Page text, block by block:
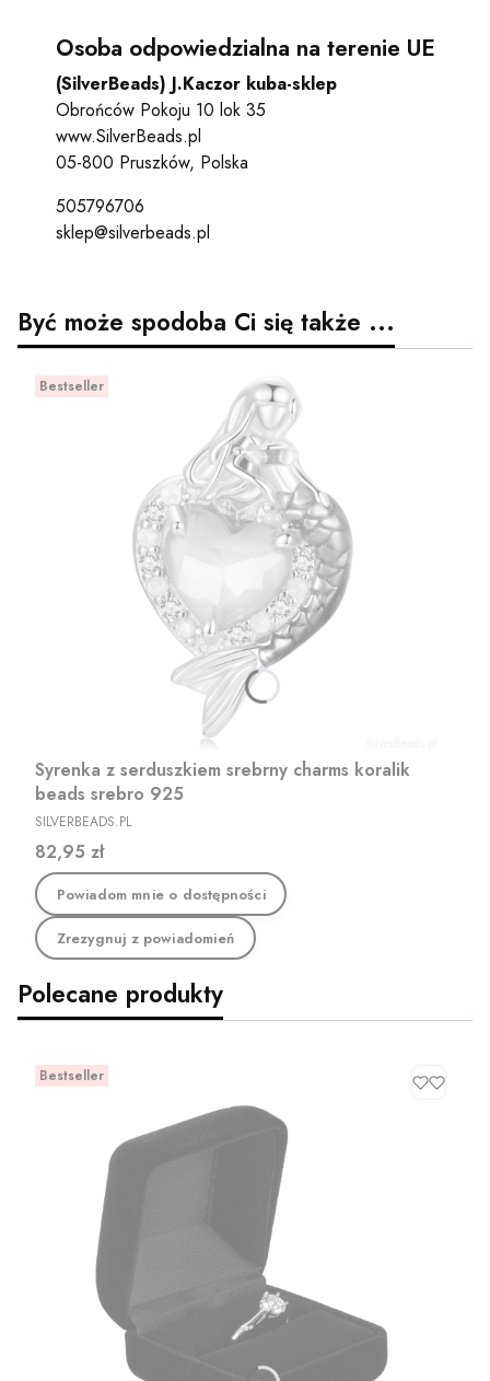
Osoba odpowiedzialna na terenie UE
(SilverBeads) J.Kaczor kuba-sklep
Obrońców Pokoju 10 lok 35
www.SilverBeads.pl
05-800 Pruszków, Polska
505796706
sklep@silverbeads.pl
Być może spodoba Ci się także ...
Bestseller
Syrenka z serduszkiem srebrny charms koralik
beads srebro 925
PRODUCENT
SILVERBEADS.PL
Cena
82,95 zł
Powiadom mnie o dostępności
Zrezygnuj z powiadomień
Polecane produkty
Bestseller